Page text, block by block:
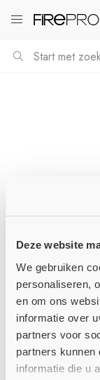
Deze website
We gebruiken
personaliseren,
en om ons
informatie over
partners voor
partners kunnen
informatie die u
Download
in